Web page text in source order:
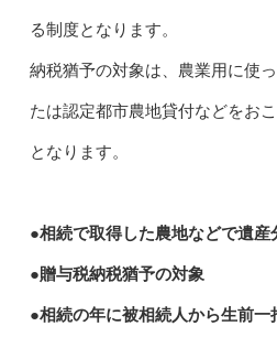
る制度となります。
納税猶予の対象は、農業用に使
たは認定都市農地貸付などをお
となります。
●相続で取得した農地などで遺産
●贈与税納税猶予の対象
●相続の年に被相続人から生前一